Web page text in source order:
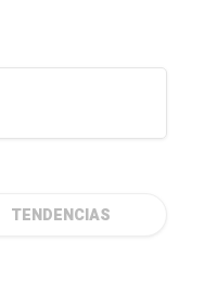
TENDENCIAS